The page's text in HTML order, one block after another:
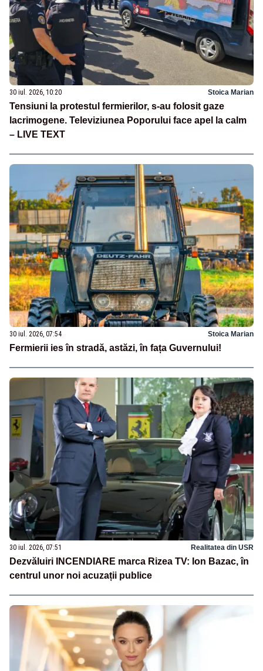
30 iul. 2026, 10:20 Stoica Marian
Tensiuni la protestul fermierilor, s-au folosit gaze
lacrimogene. Televiziunea Poporului face apel la calm
– LIVE TEXT
30 iul. 2026, 07:54 Stoica Marian
Fermierii ies în stradă, astăzi, în fața Guvernului!
30 iul. 2026, 07:51 Realitatea din USR
Dezvăluiri INCENDIARE marca Rizea TV: Ion Bazac, în
centrul unor noi acuzații publice